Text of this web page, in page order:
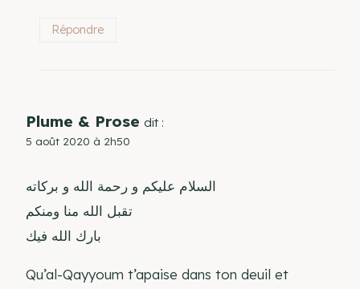
Répondre
Plume & Prose dit :
5 août 2020 à 2h50
السلام عليكم و رحمة الله و بركاته
تقبل الله منا ومنكم
بارك الله فيك
Qu’al-Qayyoum t’apaise dans ton deuil et